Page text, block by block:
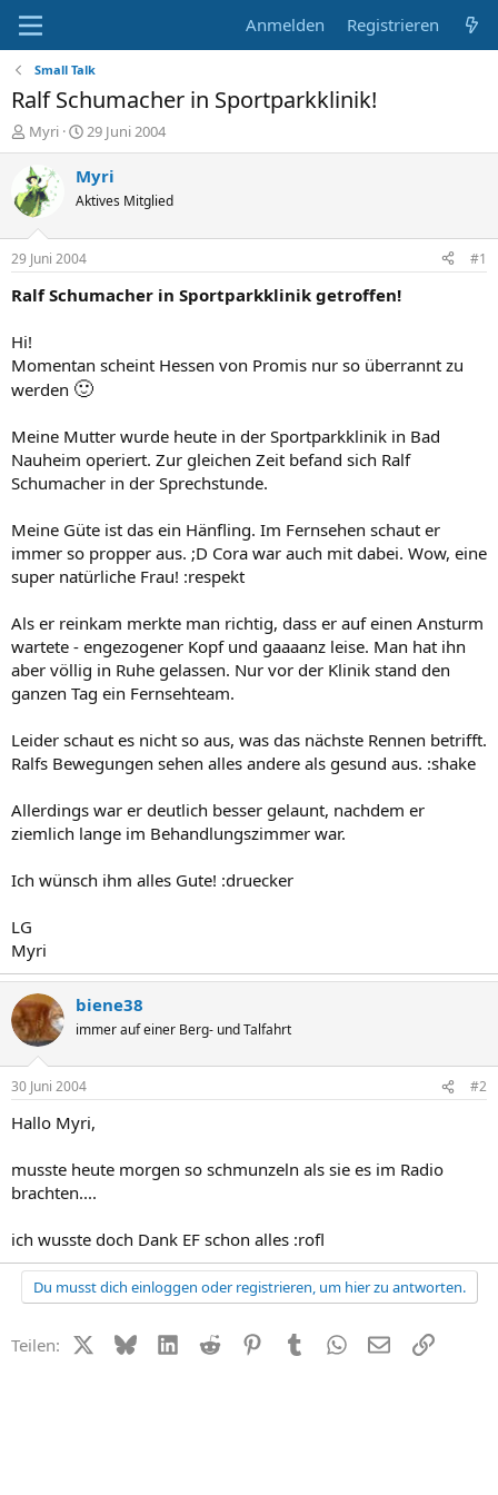
Anmelden Registrieren
Small Talk
Ralf Schumacher in Sportparkklinik!
E
r
s
t
e
e
r
Myri
E
r
s
t
e
t
a
29 Juni 2004
Myri
Aktives Mitglied
29 Juni 2004 #1
Ralf Schumacher in Sportparkklinik getroffen!
Hi!
Momentan scheint Hessen von Promis nur so überrannt zu
werden 🙂
Meine Mutter wurde heute in der Sportparkklinik in Bad
Nauheim operiert. Zur gleichen Zeit befand sich Ralf
Schumacher in der Sprechstunde.
Meine Güte ist das ein Hänfling. Im Fernsehen schaut er
immer so propper aus. ;D Cora war auch mit dabei. Wow, eine
super natürliche Frau! :respekt
Als er reinkam merkte man richtig, dass er auf einen Ansturm
wartete - engezogener Kopf und gaaaanz leise. Man hat ihn
aber völlig in Ruhe gelassen. Nur vor der Klinik stand den
ganzen Tag ein Fernsehteam.
Leider schaut es nicht so aus, was das nächste Rennen betrifft.
Ralfs Bewegungen sehen alles andere als gesund aus. :shake
Allerdings war er deutlich besser gelaunt, nachdem er
ziemlich lange im Behandlungszimmer war.
Ich wünsch ihm alles Gute! :druecker
LG
Myri
biene38
immer auf einer Berg- und Talfahrt
30 Juni 2004 #2
Hallo Myri,
musste heute morgen so schmunzeln als sie es im Radio
brachten....
ich wusste doch Dank EF schon alles :rofl
Du musst dich einloggen oder registrieren, um hier zu antworten.
Teilen: X (Twitter)
BlueskyLinkedIn
Reddit PinterestTumblr WhatsApp
E-MailLink